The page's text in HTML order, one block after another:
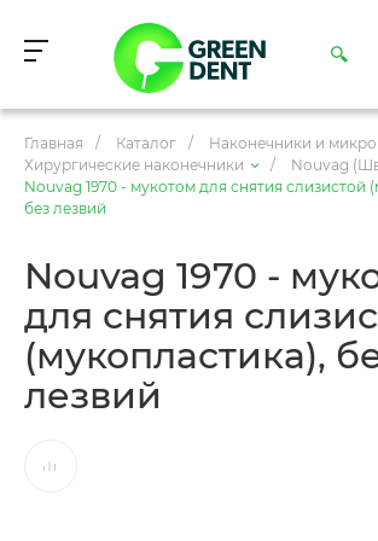
Главная / Каталог / Наконечники и
Хирургические наконечники
/ Nouvag
Nouvag 1970 - мукотом для снятия слизистой
без лезвий
Nouvag 1970 -
для снятия
(мукопластика),
лезвий